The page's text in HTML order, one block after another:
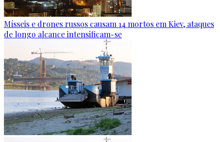
Mísseis e drones russos causam 14 mortos em Kiev, ataques
de longo alcance intensificam-se